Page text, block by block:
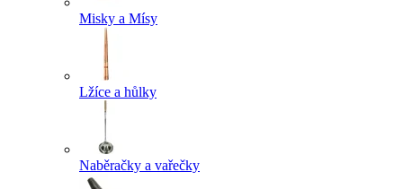
Misky a Mísy
Lžíce a hůlky
Naběračky a vařečky